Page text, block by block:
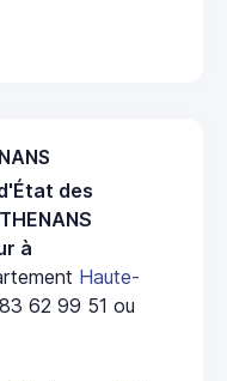
des
à
Haute-
62 99 51 ou